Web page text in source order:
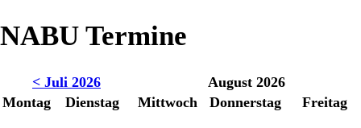
NABU Termine
< Juli 2026
August 2026
Montag
Dienstag Mittwoch Donnerstag Freitag